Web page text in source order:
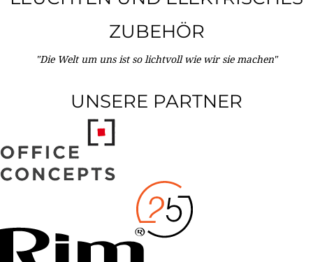
ZUBEHÖR
"Die Welt um uns ist so lichtvoll wie wir sie machen"
UNSERE PARTNER